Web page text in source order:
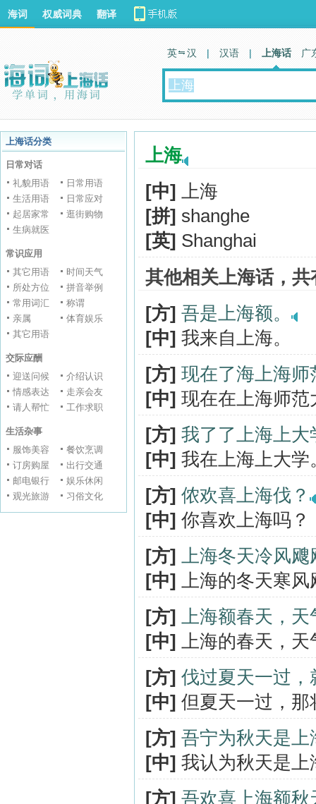
海词 权威词典 翻译
英 汉 | 汉语 | 上海话 广
上海话分类
日常对话
礼貌用语
日常用语
生活用语
日常应对
起居家常
逛街购物
生病就医
常识应用
其它用语
时间天气
所处方位
拼音举例
常用词汇
称谓
亲属
体育娱乐
其它用语
交际应酬
迎送问候
介绍认识
情感表达
走亲会友
请人帮忙
工作求职
生活杂事
服饰美容
餐饮烹调
订房购屋
出行交通
邮电银行
娱乐休闲
观光旅游
习俗文化
上海
[中] 上海
[拼] shanghe
[英] Shanghai
其他相关上海话，共
[方] 吾是上海额。
[中] 我来自上海。
[方] 现在了海上海
[中] 现在在上海师范
[方] 我了了上海上大
[中] 我在上海上大学
[方] 侬欢喜上海伐？
[中] 你喜欢上海吗？
[方] 上海冬天冷风飕
[中] 上海的冬天寒风
[方] 上海额春天，天
[中] 上海的春天，天
[方] 伐过夏天一过
[中] 但夏天一过，
[方] 吾宁为秋天是
[中] 我认为秋天是
[方] 吾欢喜上海额秋